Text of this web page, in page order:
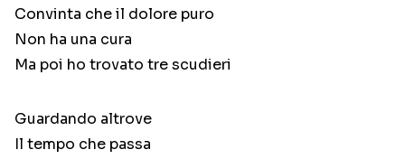
Convinta che il dolore puro
Non ha una cura
Ma poi ho trovato tre scudieri
Guardando altrove
Il tempo che passa